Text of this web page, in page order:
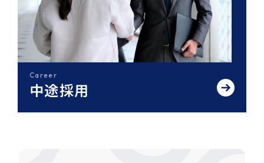
Career
中途採用